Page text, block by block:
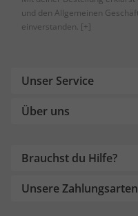
und den Allgemeinen
einverstanden. [+]
Unser Service
Über uns
Brauchst du Hilfe?
Unsere Zahlungsarten